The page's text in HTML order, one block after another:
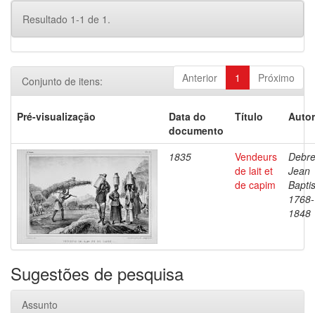
Resultado 1-1 de 1.
Anterior 1 Próximo
Conjunto de itens:
Pré-visualização
Data do
documento
Título
1835
Vendeurs
de lait et
de capim
Jean
1768-
1848
Sugestões de pesquisa
Assunto